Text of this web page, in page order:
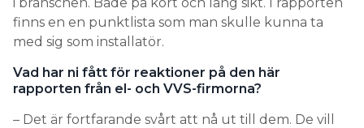
finns en en punktlista som man skulle kunna ta
med sig som installatör.
Vad har ni fått för reaktioner på den här
rapporten från el- och VVS-firmorna?
– Det är fortfarande svårt att nå ut till dem. De vill